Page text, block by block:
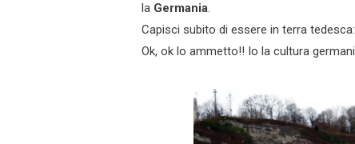
la Germania.
Capisci subito di essere in terra
Ok, ok lo ammetto!! Io la cultura